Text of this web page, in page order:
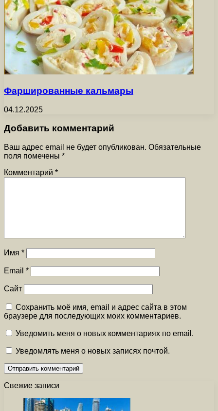
Фаршированные кальмары
04.12.2025
Добавить комментарий
Ваш адрес email не будет опубликован. Обязательные
поля помечены *
Комментарий *
Имя *
Email *
Сайт
Сохранить моё имя, email и адрес сайта в этом
браузере для последующих моих комментариев.
Уведомить меня о новых комментариях по email.
Уведомлять меня о новых записях почтой.
Свежие записи